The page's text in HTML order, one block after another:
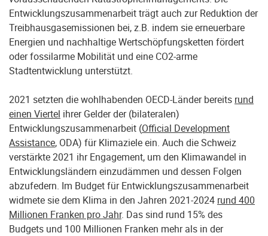
Entwicklungszusammenarbeit trägt auch zur Reduktion der
Treibhausgasemissionen bei, z.B. indem sie erneuerbare
Energien und nachhaltige Wertschöpfungsketten fördert
oder fossilarme Mobilität und eine CO2-arme
Stadtentwicklung unterstützt.
2021 setzten die wohlhabenden OECD-Länder bereits rund
einen Viertel ihrer Gelder der (bilateralen)
Entwicklungszusammenarbeit (Official Development
Assistance, ODA) für Klimaziele ein. Auch die Schweiz
verstärkte 2021 ihr Engagement, um den Klimawandel in
Entwicklungsländern einzudämmen und dessen Folgen
abzufedern. Im Budget für Entwicklungszusammenarbeit
widmete sie dem Klima in den Jahren 2021-2024 rund 400
Millionen Franken pro Jahr. Das sind rund 15% des
Budgets und 100 Millionen Franken mehr als in der